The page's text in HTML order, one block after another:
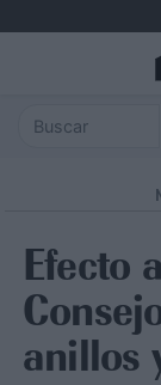
Efecto
anillos